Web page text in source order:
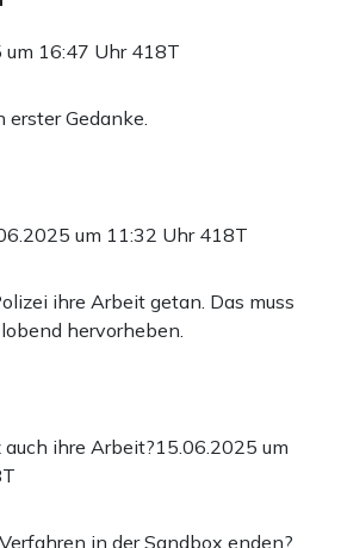
um 16:47 Uhr 418T
erster Gedanke.
um 11:32 Uhr 418T
ihre Arbeit getan. Das muss
hervorheben.
auch ihre Arbeit?15.06.2025 um
in der Sandbox enden?